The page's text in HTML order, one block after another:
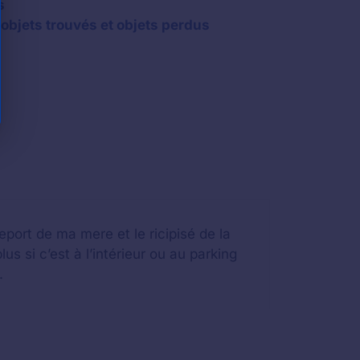
trouvés et objets perdus
de ma mere et le ricipisé de la
si c’est à l’intérieur ou au parking